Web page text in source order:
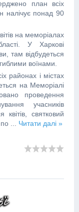
план всіх
налічує понад 90
на меморіалах
У Харкові
там відбудеться
воїнами.
районах і містах
на Меморіалі
проведення
учасників
квітів, святковий
... Читати далі »